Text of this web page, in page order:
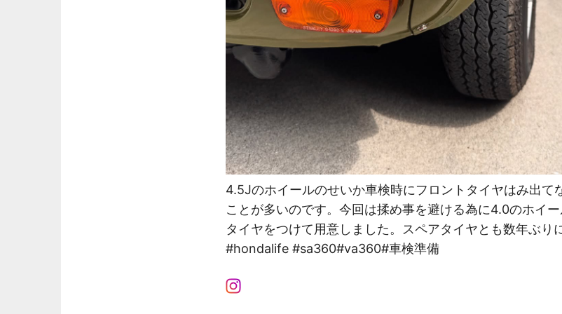
4.5Jのホイールのせいか車検時にフロントタイヤはみ出て
ことが多いのです。今回は揉め事を避ける為に4.0のホイ
タイヤをつけて用意しました。スペアタイヤとも数年ぶ
#hondalife #sa360#va360#車検準備